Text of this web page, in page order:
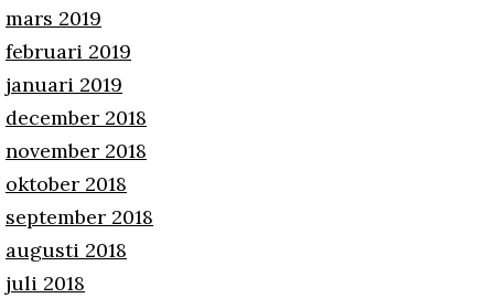
mars 2019
februari 2019
januari 2019
december 2018
november 2018
oktober 2018
september 2018
augusti 2018
juli 2018